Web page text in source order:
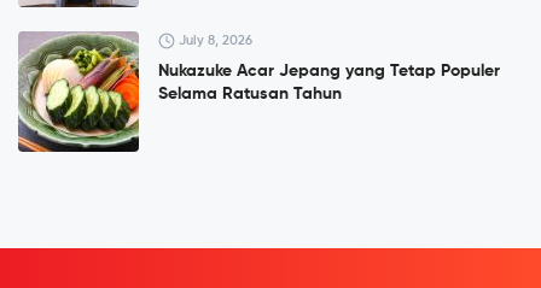
July 8, 2026
Nukazuke Acar Jepang yang Tetap Populer
Selama Ratusan Tahun